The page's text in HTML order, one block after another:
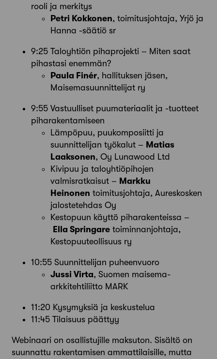
rooli ja merkitys
Petri Kokkonen, toimitusjohtaja, Yrjö ja
Hanna -säätiö sr
9:25 Taloyhtiön pihaprojekti – Miten saat
pihastasi enemmän?
Paula Finér, hallituksen jäsen,
Maisemasuunnittelijat ry
9:55 Vastuulliset puumateriaalit ja -tuotteet
piharakentamiseen
Lämpöpuu, puukomposiitti ja
suunnittelijan työkalut – Matias
Laaksonen, Oy Lunawood Ltd
Kivipuu ja taloyhtiöpihojen
valmisratkaisut – Markku
Heinonen toimitusjohtaja, Aureskosken
jalostetehdas Oy
Kestopuun käyttö piharakenteissa –
Ella Springare toiminnanjohtaja,
Kestopuuteollisuus ry
10:55 Suunnittelijan puheenvuoro
Jussi Virta, Suomen maisema-
arkkitehtiliitto MARK
11:20 Kysymyksiä ja keskustelua
11:45 Tilaisuus päättyy
Webinaari on osallistujille maksuton. Sisältö on
suunnattu rakentamisen ammattilaisille, mutta